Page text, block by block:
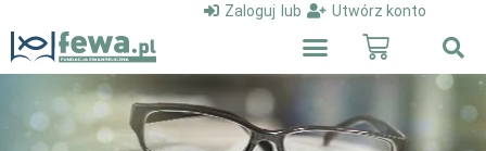
Zaloguj lub Utwórz konto